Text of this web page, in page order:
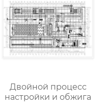
Двойной процесс
настройки и обжига